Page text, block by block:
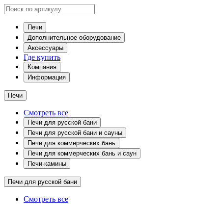
Печи
Дополнительное оборудование
Аксессуары
Где купить
Компания
Информация
Печи
Смотреть все
Печи для русской бани
Печи для русской бани и сауны
Печи для коммерческих бань
Печи для коммерческих бань и саун
Печи-камины
Печи для русской бани
Смотреть все